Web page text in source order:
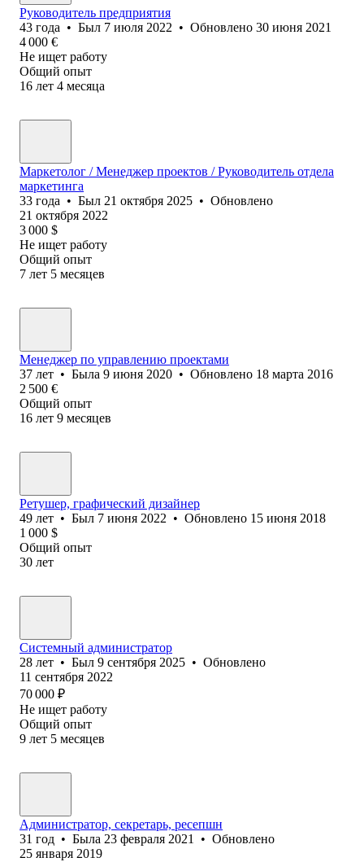
Руководитель предприятия
43 года • Был 7 июля 2022 • Обновлено 30 июня 2021
4 000 €
Не ищет работу
Общий опыт
16 лет 4 месяца
Маркетолог / Менеджер проектов / Руководитель отдела
маркетинга
33 года • Был 21 октября 2025 • Обновлено
21 октября 2022
3 000 $
Не ищет работу
Общий опыт
7 лет 5 месяцев
Менеджер по управлению проектами
37 лет • Была 9 июня 2020 • Обновлено 18 марта 2016
2 500 €
Общий опыт
16 лет 9 месяцев
Ретушер, графический дизайнер
49 лет • Был 7 июня 2022 • Обновлено 15 июня 2018
1 000 $
Общий опыт
30 лет
Системный администратор
28 лет • Был 9 сентября 2025 • Обновлено
11 сентября 2022
70 000 ₽
Не ищет работу
Общий опыт
9 лет 5 месяцев
Администратор, секретарь, ресепшн
31 год • Была 23 февраля 2021 • Обновлено
25 января 2019